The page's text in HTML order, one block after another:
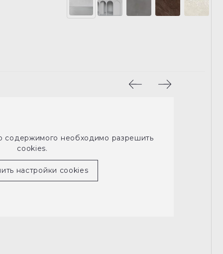
содержимого необходимо разрешить
cookies.
настройки cookies